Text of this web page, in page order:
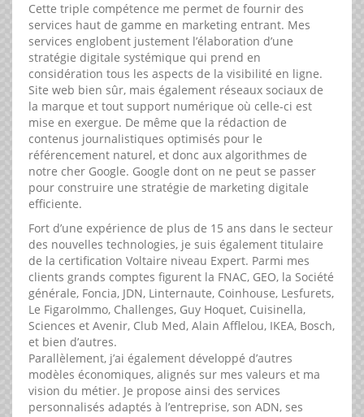
Cette triple compétence me permet de fournir des
services haut de gamme en marketing entrant. Mes
services englobent justement l’élaboration d’une
stratégie digitale systémique qui prend en
considération tous les aspects de la visibilité en ligne.
Site web bien sûr, mais également réseaux sociaux de
la marque et tout support numérique où celle-ci est
mise en exergue. De même que la rédaction de
contenus journalistiques optimisés pour le
référencement naturel, et donc aux algorithmes de
notre cher Google. Google dont on ne peut se passer
pour construire une stratégie de marketing digitale
efficiente.
Fort d’une expérience de plus de 15 ans dans le secteur
des nouvelles technologies, je suis également titulaire
de la certification Voltaire niveau Expert. Parmi mes
clients grands comptes figurent la FNAC, GEO, la Société
générale, Foncia, JDN, Linternaute, Coinhouse, Lesfurets,
Le FigaroImmo, Challenges, Guy Hoquet, Cuisinella,
Sciences et Avenir, Club Med, Alain Afflelou, IKEA, Bosch,
et bien d’autres.
Parallèlement, j’ai également développé d’autres
modèles économiques, alignés sur mes valeurs et ma
vision du métier. Je propose ainsi des services
personnalisés adaptés à l’entreprise, son ADN, ses